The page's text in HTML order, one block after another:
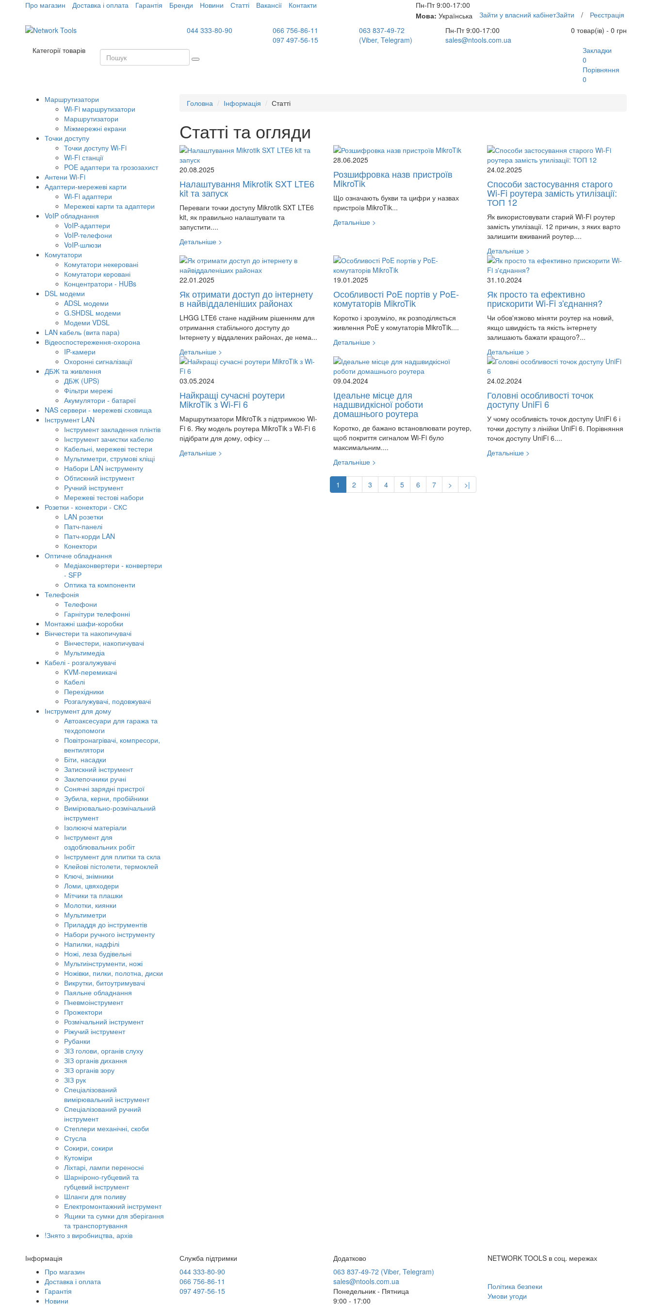
Про магазин Доставка і оплата Гарантія Бренди Новини Статті Вакансії Контакти
Пн-Пт 9:00-17:00
Мова: Українська Зайти у власний кабінетЗайти /
Реєстрація
044 333-80-90
066 756-86-11
097 497-56-15
063 837-49-72
(Viber, Telegram)
Пн-Пт 9:00-17:00
sales@ntools.com.ua
0 товар(ів) - 0 грн
Категорії товарів
Закладки
0
Порівняння
0
Маршрутизатори
Wi-Fi маршрутизатори
Маршрутизатори
Міжмережні екрани
Точки доступу
Точки доступу Wi-Fi
Wi-Fi станції
POE адаптери та грозозахист
Антени Wi-Fi
Адаптери-мережеві карти
Wi-Fi адаптери
Мережеві карти та адаптери
VoIP обладнання
VoIP-адаптери
VoIP-телефони
VoIP-шлюзи
Комутатори
Комутатори некеровані
Комутатори керовані
Концентратори - HUBs
DSL модеми
ADSL модеми
G.SHDSL модеми
Модеми VDSL
LAN кабель (вита пара)
Відеоспостереження-охорона
IP-камери
Охоронні сигналізації
ДБЖ та живлення
ДБЖ (UPS)
Фільтри мережі
Акумулятори - батареї
NAS сервери - мережеві сховища
Інструмент LAN
Інструмент закладення плінтів
Інструмент зачистки кабелю
Кабельні, мережеві тестери
Мультиметри, струмові кліщі
Набори LAN інструменту
Обтискний інструмент
Ручний інструмент
Мережеві тестові набори
Розетки - конектори - СКС
LAN розетки
Патч-панелі
Патч-корди LAN
Конектори
Оптичне обладнання
Медіаконвертери - конвертери
- SFP
Оптика та компоненти
Телефонія
Телефони
Гарнітури телефонні
Монтажні шафи-коробки
Вінчестери та накопичувачі
Вінчестери, накопичувачі
Мультимедіа
Кабелі - розгалужувачі
KVM-перемикачі
Кабелі
Перехідники
Розгалужувачі, подовжувачі
Інструмент для дому
Автоаксесуари для гаража та
техдопомоги
Повітронагрівачі, компресори,
вентилятори
Біти, насадки
Затискний інструмент
Заклепочники ручні
Сонячні зарядні пристрої
Зубила, керни, пробійники
Вимірювально-розмічальний
інструмент
Ізолюючі матеріали
Інструмент для
оздоблювальних робіт
Інструмент для плитки та скла
Клейові пістолети, термоклей
Ключі, знімники
Ломи, цвяходери
Мітчики та плашки
Молотки, киянки
Мультиметри
Приладдя до інструментів
Набори ручного інструменту
Напилки, надфілі
Ножі, леза будівельні
Мультиінструменти, ножі
Ножівки, пилки, полотна, диски
Викрутки, битоутримувачі
Паяльне обладнання
Пневмоінструмент
Прожектори
Розмічальний інструмент
Ріжучий інструмент
Рубанки
ЗІЗ голови, органів слуху
ЗІЗ органів дихання
ЗІЗ органів зору
ЗІЗ рук
Спеціалізований
вимірювальний інструмент
Спеціалізований ручний
інструмент
Степлери механічні, скоби
Стусла
Сокири, сокири
Кутоміри
Ліхтарі, лампи переносні
Шарніроно-губцевий та
губцевий інструмент
Шланги для поливу
Електромонтажний інструмент
Ящики та сумки для зберігання
та транспортування
!Знято з виробництва, архів
Головна Інформація Статті
Статті та огляди
20.08.2025
Налаштування Mikrotik SXT LTE6
kit та запуск
Переваги точки доступу Mikrotik SXT LTE6
kit, як правильно налаштувати та
запустити....
Детальніше >
28.06.2025
Розшифровка назв пристроїв
MikroTik
Що означають букви та цифри у назвах
пристроїв MikroTik...
Детальніше >
24.02.2025
Способи застосування старого
Wi-Fi роутера замість утилізації:
ТОП 12
Як використовувати старий Wi-Fi роутер
замість утилізації. 12 причин, з яких варто
залишити вживаний роутер....
Детальніше >
22.01.2025
Як отримати доступ до інтернету
в найвіддаленіших районах
LHGG LTE6 стане надійним рішенням для
отримання стабільного доступу до
Інтернету у віддалених районах, де нема...
Детальніше >
19.01.2025
Особливості PoE портів у PoE-
комутаторів MikroTik
Коротко і зрозуміло, як розподіляється
живлення PoE у комутаторів MikroTik....
Детальніше >
31.10.2024
Як просто та ефективно
прискорити Wi-Fi з'єднання?
Чи обов'язково міняти роутер на новий,
якщо швидкість та якість інтернету
залишають бажати кращого?...
Детальніше >
03.05.2024
Найкращі сучасні роутери
MikroTik з Wi-Fi 6
Маршрутизатори MikroTik з підтримкою Wi-
Fi 6. Яку модель роутера MikroTik з Wi-Fi 6
підібрати для дому, офісу ...
Детальніше >
09.04.2024
Ідеальне місце для
надшвидкісної роботи
домашнього роутера
Коротко, де бажано встановлювати роутер,
щоб покриття сигналом Wi-Fi було
максимальним....
Детальніше >
24.02.2024
Головні особливості точок
доступу UniFi 6
У чому особливість точок доступу UniFi 6 і
точки доступу з лінійки UniFi 6. Порівняння
точок доступу UniFi 6....
Детальніше >
1 2 3 4 5 6 7 > >|
Інформація
Про магазин
Доставка і оплата
Гарантія
Новини
Служба підтримки
044 333-80-90
066 756-86-11
097 497-56-15
Додатково
063 837-49-72 (Viber, Telegram)
sales@ntools.com.ua
Понедельник - Пятница
9:00 - 17:00
NETWORK TOOLS в соц. мережах
Політика безпеки
Умови угоди